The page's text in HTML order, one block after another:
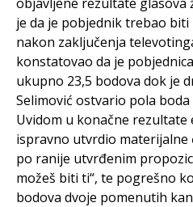
je da je pobjednik trebao biti
nakon zaključenja
konstatovao da je
ukupno 23,5 bodova dok je
Selimović ostvario pola
Uvidom u konačne rezultate
ispravno utvrdio materijalne
po ranije utvrđenim
možeš biti ti“, te pogrešno
bodova dvoje pomenutih